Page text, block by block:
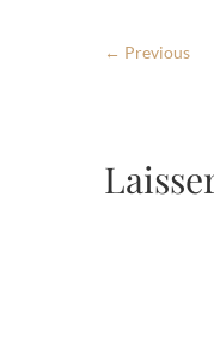
← Previous